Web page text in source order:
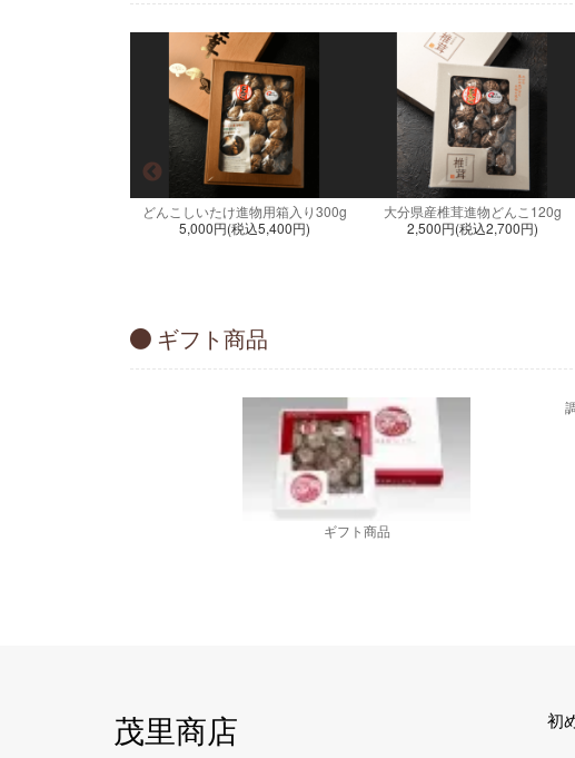
どんこしいたけ進物用箱入り300g
5,000円(税込5,400円)
大分県産椎茸進物どんこ120g
2,500円(税込2,700円)
ギフト商品
ギフト商品
茂里商店 初